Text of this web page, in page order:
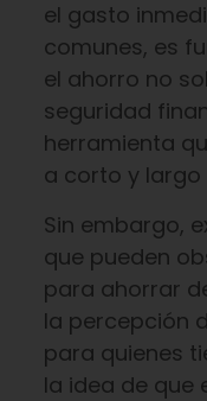
el gasto
comunes, es
el ahorro no
seguridad
herramienta
a corto y largo
Sin embargo,
que pueden
para ahorrar
la percepción
para quienes
la idea de que